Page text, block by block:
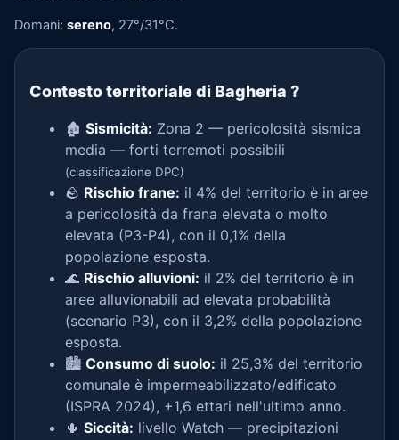
Domani: sereno, 27°/31°C.
Contesto territoriale di Bagheria ?
🏚️ Sismicità: Zona 2 — pericolosità sismica
media — forti terremoti possibili
(classificazione DPC)
🪨 Rischio frane: il 4% del territorio è in aree
a pericolosità da frana elevata o molto
elevata (P3-P4), con il 0,1% della
popolazione esposta.
🌊 Rischio alluvioni: il 2% del territorio è in
aree alluvionabili ad elevata probabilità
(scenario P3), con il 3,2% della popolazione
esposta.
🏙️ Consumo di suolo: il 25,3% del territorio
comunale è impermeabilizzato/edificato
(ISPRA 2024), +1,6 ettari nell'ultimo anno.
🌵 Siccità: livello Watch — precipitazioni